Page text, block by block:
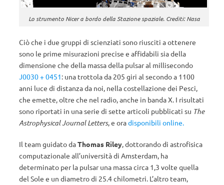
Lo strumento Nicer a bordo della Stazione spaziale. Crediti: Nasa
Ciò che i due gruppi di scienziati sono riusciti a ottenere
sono le prime misurazioni precise e affidabili sia della
dimensione che della massa della pulsar al millisecondo
J0030 + 0451: una trottola da 205 giri al secondo a 1100
anni luce di distanza da noi, nella costellazione dei Pesci,
che emette, oltre che nel radio, anche in banda X. I risultati
sono riportati in una serie di sette articoli pubblicati su The
Astrophysical Journal Letters, e oradisponibili online.
Il team guidato daThomas Riley, dottorando di astrofisica
computazionale all’università di Amsterdam, ha
determinato per la pulsar una massa circa 1,3 volte quella
del Sole e un diametro di 25.4 chilometri. L’altro team,